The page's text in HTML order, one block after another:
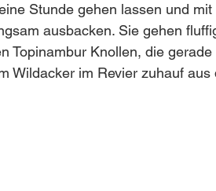
Stunde gehen lassen und
ausbacken. Sie gehen
Topinambur Knollen, die
Wildacker im Revier zuhauf